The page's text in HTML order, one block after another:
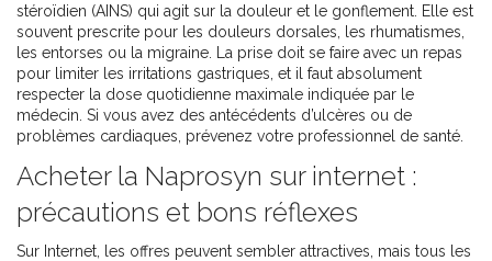
stéroïdien (AINS) qui agit sur la douleur et le gonflement. Elle est
souvent prescrite pour les douleurs dorsales, les rhumatismes,
les entorses ou la migraine. La prise doit se faire avec un repas
pour limiter les irritations gastriques, et il faut absolument
respecter la dose quotidienne maximale indiquée par le
médecin. Si vous avez des antécédents d’ulcères ou de
problèmes cardiaques, prévenez votre professionnel de santé.
Acheter la Naprosyn sur internet :
précautions et bons réflexes
Sur Internet, les offres peuvent sembler attractives, mais tous les